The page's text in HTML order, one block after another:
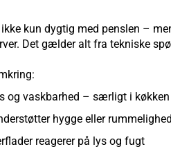
ikke kun dygtig med penslen –
Det gælder alt fra tekniske
og vaskbarhed – særligt i
hygge eller rummelighed
reagerer på lys og fugt